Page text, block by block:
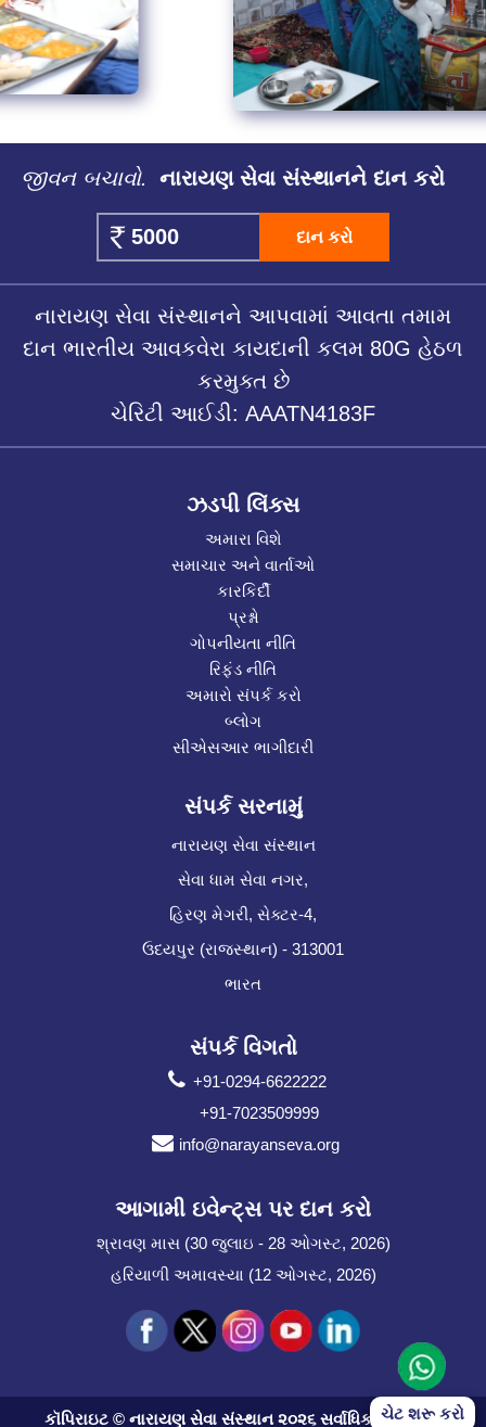
ચેટ શરૂ કરો
જીવન બચાવો. નારાયણ સેવા સંસ્થાનને દાન કરો
દાન કરો
નારાયણ સેવા સંસ્થાનને આપવામાં આવતા તમામ
દાન ભારતીય આવકવેરા કાયદાની કલમ 80G હેઠળ
કરમુક્ત છે
ચેરિટી આઈડી: AAATN4183F
ઝડપી લિંક્સ
અમારા વિશે
સમાચાર અને વાર્તાઓ
કારકિર્દી
પ્રશ્નો
ગોપનીયતા નીતિ
રિફંડ નીતિ
અમારો સંપર્ક કરો
બ્લોગ
સીએસઆર ભાગીદારી
સંપર્ક સરનામું
નારાયણ સેવા સંસ્થાન
સેવા ધામ સેવા નગર,
હિરણ મેગરી, સેક્ટર-4,
ઉદયપુર (રાજસ્થાન) - 313001
ભારત
સંપર્ક વિગતો
+91-0294-6622222
+91-7023509999
info@narayanseva.org
આગામી ઇવેન્ટ્સ પર દાન કરો
શ્રાવણ માસ (30 જુલાઇ - 28 ઓગસ્ટ, 2026)
હરિયાળી અમાવસ્યા (12 ઓગસ્ટ, 2026)
કૉપિરાઇટ © નારાયણ સેવા સંસ્થાન ૨૦૨૬ સર્વાધિકાર સુરક્ષિત.